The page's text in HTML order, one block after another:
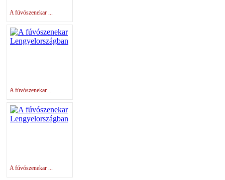
A fúvószenekar ...
A fúvószenekar ...
A fúvószenekar ...